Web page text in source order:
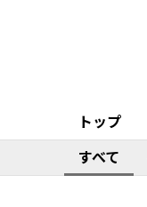
トップ
すべて